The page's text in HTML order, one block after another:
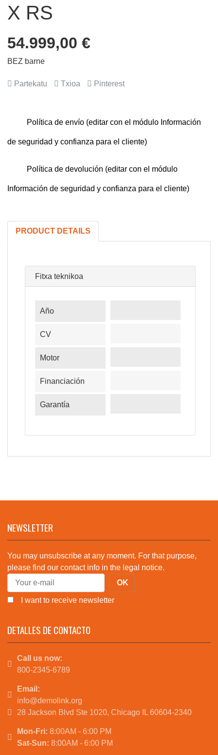
X RS
54.999,00 €
BEZ barne
Partekatu Txioa Pinterest
Política de envío (editar con el módulo Información
de seguridad y confianza para el cliente)
Política de devolución (editar con el módulo
Información de seguridad y confianza para el cliente)
PRODUCT DETAILS
Fitxa teknikoa
Año
CV
Motor
Financiación
Garantía
NEWSLETTER
You may unsubscribe at any moment. For that purpose,
please find our contact info in the legal notice.
I want to receive newsletter
DETALLES DE CONTACTO
Call us now:
800-2345-6789
Email:
info@demolink.org
28 Jackson Blvd Ste 1020, Chicago IL 60604-2340
Mon-Fri: 8:00AM - 6:00 PM
Sat-Sun: 8:00AM - 6:00 PM